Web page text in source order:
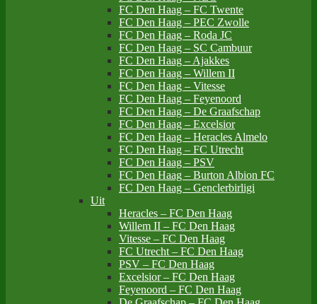
FC Den Haag – FC Twente
FC Den Haag – PEC Zwolle
FC Den Haag – Roda JC
FC Den Haag – SC Cambuur
FC Den Haag – Ajakkes
FC Den Haag – Willem II
FC Den Haag – Vitesse
FC Den Haag – Feyenoord
FC Den Haag – De Graafschap
FC Den Haag – Excelsior
FC Den Haag – Heracles Almelo
FC Den Haag – FC Utrecht
FC Den Haag – PSV
FC Den Haag – Burton Albion FC
FC Den Haag – Genclerbirligi
Uit
Heracles – FC Den Haag
Willem II – FC Den Haag
Vitesse – FC Den Haag
FC Utrecht – FC Den Haag
PSV – FC Den Haag
Excelsior – FC Den Haag
Feyenoord – FC Den Haag